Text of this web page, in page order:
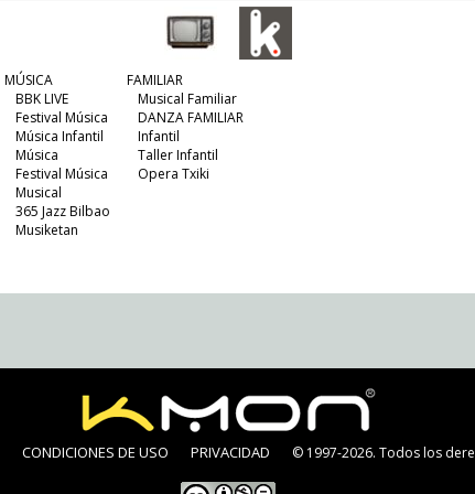
MÚSICA
BBK LIVE
Festival Música
Música Infantil
Música
Festival Música
Musical
365 Jazz Bilbao
Musiketan
FAMILIAR
Musical Familiar
DANZA FAMILIAR
Infantil
Taller Infantil
Opera Txiki
CONDICIONES DE USO PRIVACIDAD © 1997-2026. Todos los